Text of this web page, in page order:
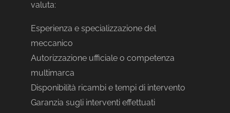
valuta:
Esperienza e specializzazione del
meccanico
Autorizzazione ufficiale o competenza
multimarca
Disponibilità ricambi e tempi di intervento
Garanzia sugli interventi effettuati